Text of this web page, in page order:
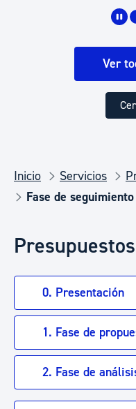
Ver
Inicio Servicios
Fase de seguimiento
0. Presentación
1. Fase de
2. Fase de